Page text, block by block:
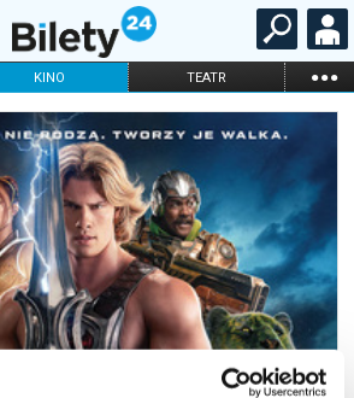
KINO TEATR ...
OPERA I BALET
ONLINE